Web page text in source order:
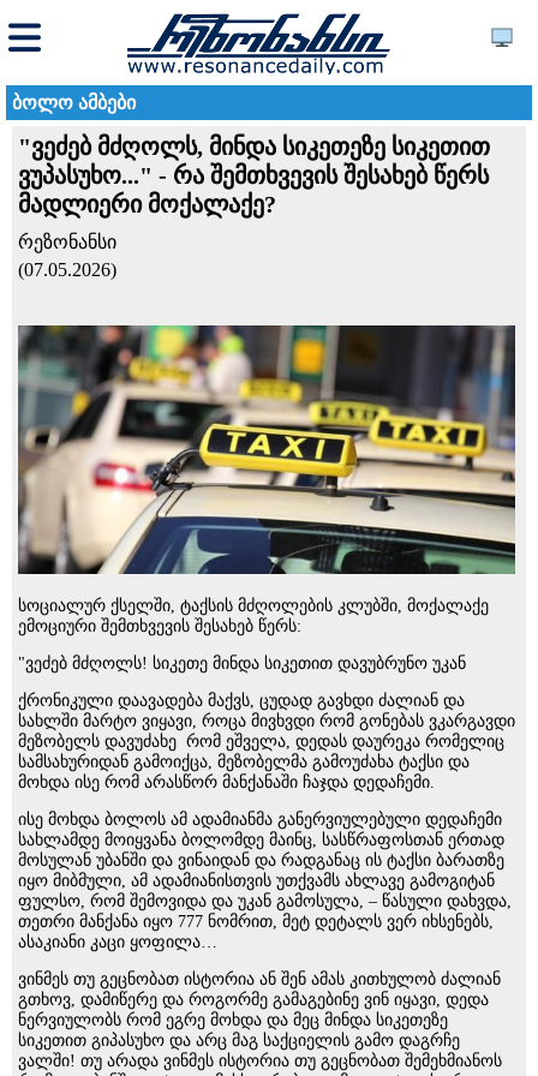
ბოლო ამბები
"ვეძებ მძღოლს, მინდა სიკეთეზე სიკეთით
ვუპასუხო..." - რა შემთხვევის შესახებ წერს
მადლიერი მოქალაქე?
რეზონანსი
(07.05.2026)
სოციალურ ქსელში, ტაქსის მძღოლების კლუბში, მოქალაქე
ემოციური შემთხვევის შესახებ წერს:
"ვეძებ მძღოლს! სიკეთე მინდა სიკეთით დავუბრუნო უკან
ქრონიკული დაავადება მაქვს, ცუდად გავხდი ძალიან და
სახლში მარტო ვიყავი, როცა მივხვდი რომ გონებას ვკარგავდი
მეზობელს დავუძახე რომ ეშველა, დედას დაურეკა რომელიც
სამსახურიდან გამოიქცა, მეზობელმა გამოუძახა ტაქსი და
მოხდა ისე რომ არასწორ მანქანაში ჩაჯდა დედაჩემი.
ისე მოხდა ბოლოს ამ ადამიანმა განერვიულებული დედაჩემი
სახლამდე მოიყვანა ბოლომდე მაინც, სასწრაფოსთან ერთად
მოსულან უბანში და ვინაიდან და რადგანაც ის ტაქსი ბარათზე
იყო მიბმული, ამ ადამიანისთვის უთქვამს ახლავე გამოგიტან
ფულსო, რომ შემოვიდა და უკან გამოსულა, – წასული დახვდა,
თეთრი მანქანა იყო 777 ნომრით, მეტ დეტალს ვერ იხსენებს,
ასაკიანი კაცი ყოფილა…
ვინმეს თუ გეცნობათ ისტორია ან შენ ამას კითხულობ ძალიან
გთხოვ, დამიწერე და როგორმე გამაგებინე ვინ იყავი, დედა
ნერვიულობს რომ ეგრე მოხდა და მეც მინდა სიკეთეზე
სიკეთით გიპასუხო და არც მაგ საქციელის გამო დაგრჩე
ვალში! თუ არადა ვინმეს ისტორია თუ გეცნობათ შემეხმიანოს